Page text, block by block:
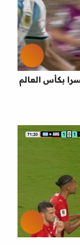
بكأس العالم